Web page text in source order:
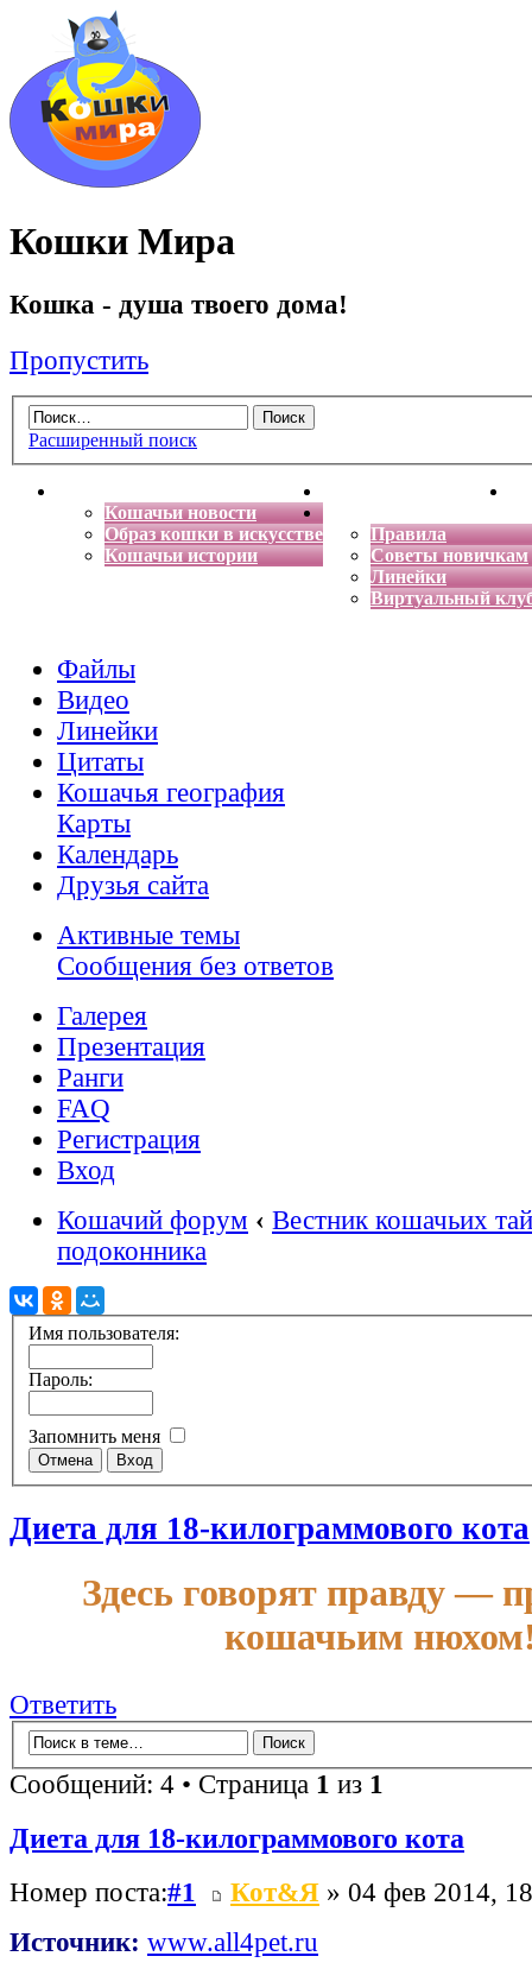
Кошки Мира
Кошка - душа твоего дома!
Пропустить
Расширенный поиск
Кошачьи новости
Образ кошки в искусстве
Кошачьи истории
Энциклопедия кошек
Правила
Советы новичкам
Линейки
Виртуальный
Файлы
Видео
Линейки
Цитаты
Кошачья география
Карты
Календарь
Друзья сайта
Активные темы
Сообщения без ответов
Галерея
Презентация
Ранги
FAQ
Регистрация
Вход
Кошачий форум ‹ Вестник кошачьих
подоконника
Имя пользователя:
Пароль:
Запомнить меня
Диета для 18-килограммового кота
Здесь говорят правду —
кошачьим
Ответить
Сообщений: 4 • Страница 1 из 1
Диета для 18-килограммового кота
Номер поста:#1 Кот&Я » 04 фев 2014,
Источник: www.all4pet.ru